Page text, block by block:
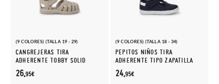
(9 COLORES) (TALLA 19 - 29)
CANGREJERAS TIRA
ADHERENTE TOBBY SOLID
26,95€
(9 COLORES) (TALLA 18 - 34)
PEPITOS NIÑOS TIRA
ADHERENTE TIPO ZAPATILLA
24,95€